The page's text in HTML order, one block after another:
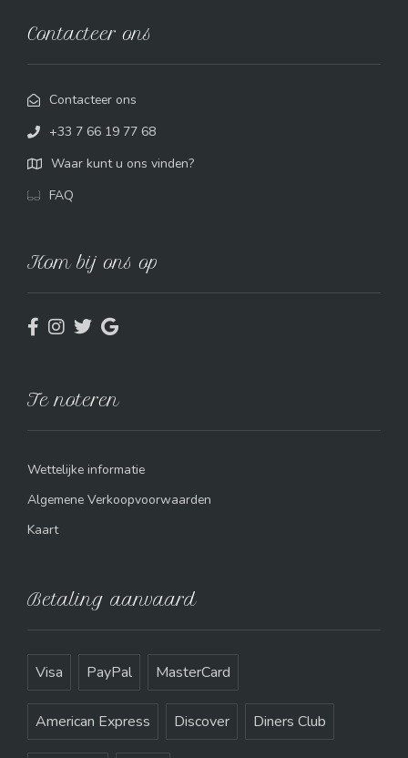
Contacteer ons
Contacteer ons
+33 7 66 19 77 68
Waar kunt u ons vinden?
FAQ
Kom bij ons op
Te noteren
Wettelijke informatie
Algemene Verkoopvoorwaarden
Kaart
Betaling aanvaard
Visa PayPal MasterCard
American Express Discover Diners Club